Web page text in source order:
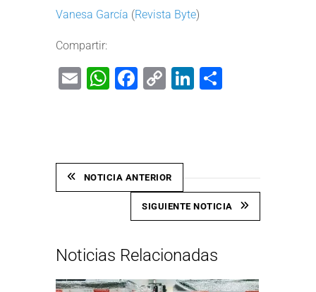
Vanesa García (Revista Byte)
Compartir:
EmailWhatsApp
Facebook
CopyLinkedIn
NOTICIA ANTERIOR
SIGUIENTE NOTICIA
Noticias Relacionadas